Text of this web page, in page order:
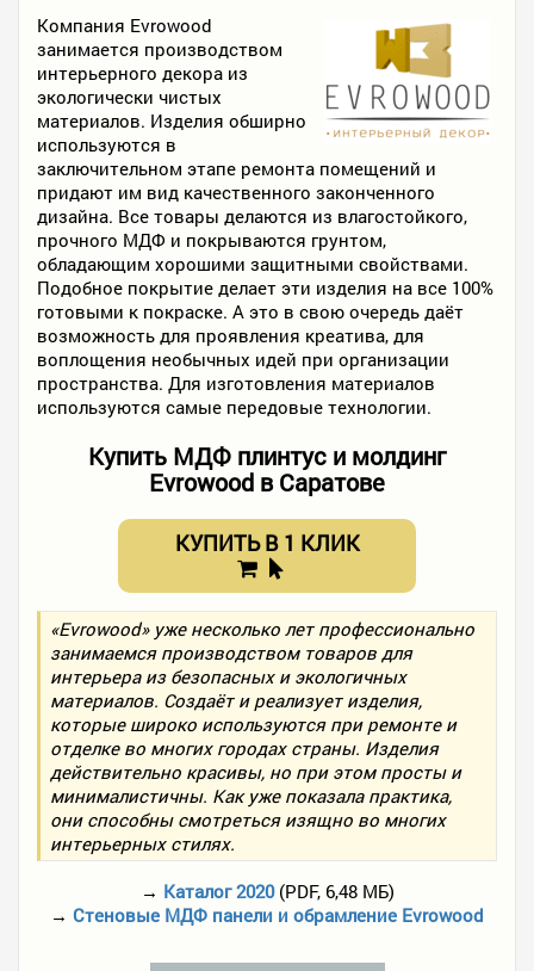
ФОТО РАБОТ
КОНТАКТЫ
ПОЛЕЗНОЕ
Компания Evrowood
занимается производством
интерьерного декора из
экологически чистых
материалов. Изделия обширно
используются в
заключительном этапе ремонта помещений и
придают им вид качественного законченного
дизайна. Все товары делаются из влагостойкого,
прочного МДФ и покрываются грунтом,
обладающим хорошими защитными свойствами.
Подобное покрытие делает эти изделия на все 100%
готовыми к покраске. А это в свою очередь даёт
возможность для проявления креатива, для
воплощения необычных идей при организации
пространства. Для изготовления материалов
используются самые передовые технологии.
Купить МДФ плинтус и молдинг
Evrowood в Саратове
КУПИТЬ В 1 КЛИК
«Evrowood» уже несколько лет профессионально
занимаемся производством товаров для
интерьера из безопасных и экологичных
материалов. Создаёт и реализует изделия,
которые широко используются при ремонте и
отделке во многих городах страны. Изделия
действительно красивы, но при этом просты и
минималистичны. Как уже показала практика,
они способны смотреться изящно во многих
интерьерных стилях.
→ Каталог 2020(PDF, 6,48 МБ)
→ Стеновые МДФ панели и обрамление Evrowood